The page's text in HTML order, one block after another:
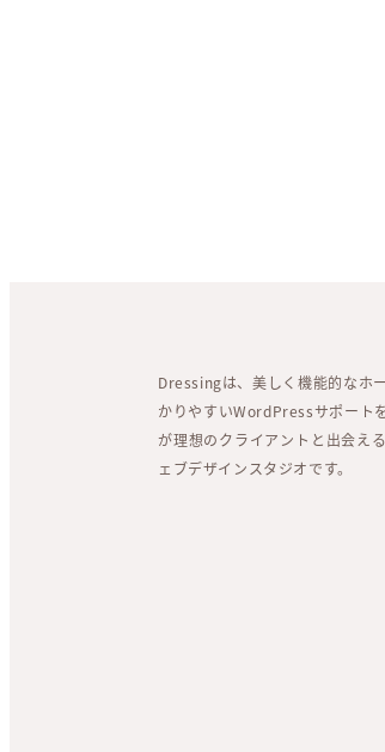
Dressingは、美しく機能的なホ
かりやすいWordPressサポート
が理想のクライアントと出会え
ェブデザインスタジオです。